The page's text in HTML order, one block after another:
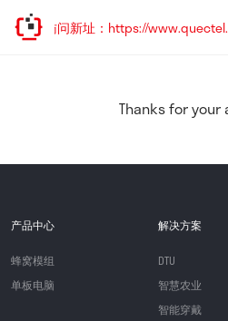
欢迎访问新址：https://
Thanks for your
产品中心
蜂窝模组
单板电脑
解决方案
DTU
智慧农业
智能穿戴